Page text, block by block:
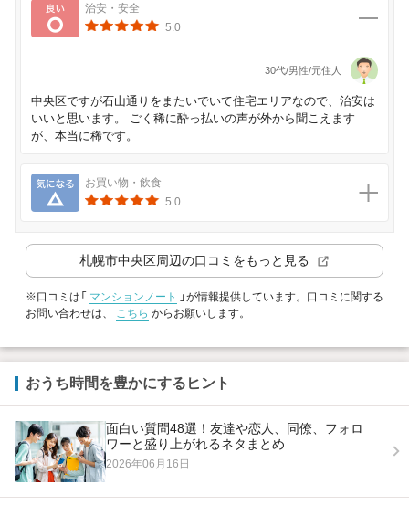
良い
治安・安全
5.0
30代/男性/元住人
中央区ですが石山通りをまたいでいて住宅エリアなので、治安は
いいと思います。 ごく稀に酔っ払いの声が外から聞こえます
が、本当に稀です。
気になる
お買い物・飲食
5.0
札幌市中央区周辺の口コミをもっと見る
※口コミは「 マンションノート
」が情報提供しています。口コミに関する
お問い合わせは、 こちら からお願いします。
おうち時間を豊かにするヒント
面白い質問48選！友達や恋人、同僚、フォロ
ワーと盛り上がれるネタまとめ
2026年06月16日